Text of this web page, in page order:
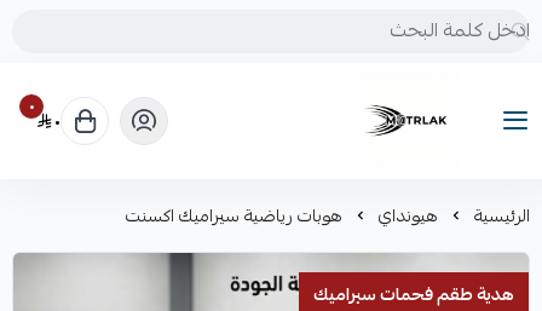
Motrlak
٠ ٠
الرئيسية هيونداي هوبات رياضية سيراميك اكسنت
هدية طقم فحمات سيراميك